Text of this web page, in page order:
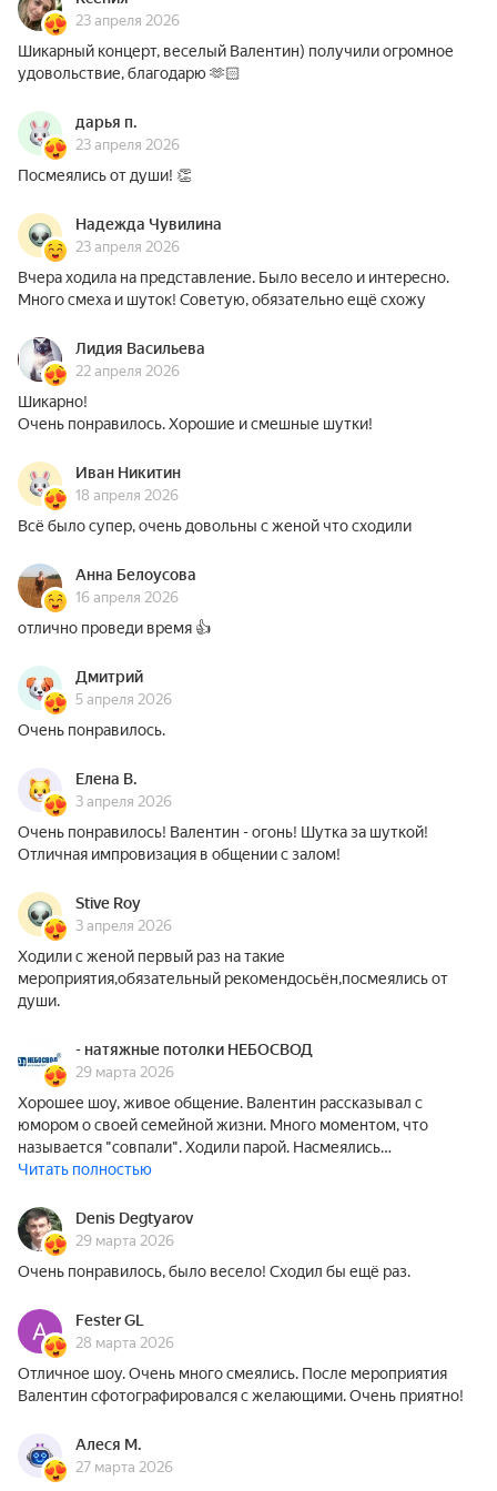
23 апреля 2026
Шикарный концерт, веселый Валентин) получили огромное
удовольствие, благодарю 🫶🏻
дарья п.
23 апреля 2026
Посмеялись от души! 👏
Надежда Чувилина
23 апреля 2026
Вчера ходила на представление. Было весело и интересно.
Много смеха и шуток! Советую, обязательно ещё схожу
Лидия Васильева
22 апреля 2026
Шикарно!
Очень понравилось. Хорошие и смешные шутки!
Иван Никитин
18 апреля 2026
Всё было супер, очень довольны с женой что сходили
Анна Белоусова
16 апреля 2026
отлично проведи время 👍
Дмитрий
5 апреля 2026
Очень понравилось.
Елена В.
3 апреля 2026
Очень понравилось! Валентин - огонь! Шутка за шуткой!
Отличная импровизация в общении с залом!
Stive Roy
3 апреля 2026
Ходили с женой первый раз на такие
мероприятия,обязательный рекомендосьён,посмеялись от
души.
- натяжные потолки НЕБОСВОД
29 марта 2026
Хорошее шоу, живое общение. Валентин рассказывал с
юмором о своей семейной жизни. Много моментом, что
называется "совпали". Ходили парой. Насмеялись…
Читать полностью
Denis Degtyarov
29 марта 2026
Очень понравилось, было весело! Сходил бы ещё раз.
Fester GL
28 марта 2026
Отличное шоу. Очень много смеялись. После мероприятия
Валентин сфотографировался с желающими. Очень приятно!
Алеся М.
27 марта 2026